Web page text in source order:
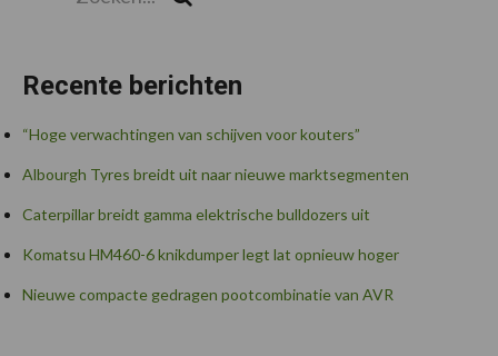
Recente berichten
“Hoge verwachtingen van schijven voor kouters”
Albourgh Tyres breidt uit naar nieuwe marktsegmenten
Caterpillar breidt gamma elektrische bulldozers uit
Komatsu HM460-6 knikdumper legt lat opnieuw hoger
Nieuwe compacte gedragen pootcombinatie van AVR